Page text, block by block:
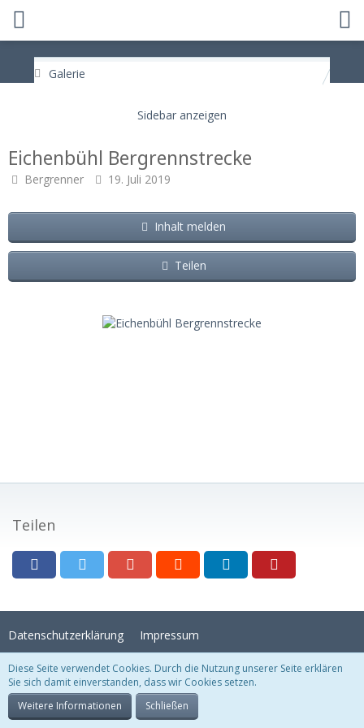
Galerie
Eichenbühl Bergrennstrecke
Bergrenner 19. Juli 2019
Inhalt melden
Teilen
Teilen
Datenschutzerklärung Impressum
Stil:Crystal Temptation , erstellt vonKittMedia
Community-Software:
Diese Seite verwendet Cookies. Durch die Nutzung unserer Seite erklären
Sie sich damit einverstanden, dass wir Cookies setzen.
Weitere Informationen
Schließen